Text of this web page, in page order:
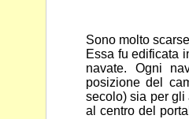
Sono molto
Essa fu edificata
navate. Ogni
posizione del
secolo) sia per gli
al centro del